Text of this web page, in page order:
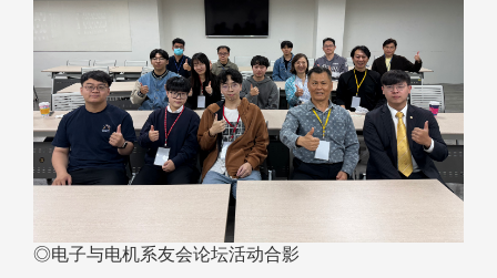
◎电子与电机系友会论坛活动合影